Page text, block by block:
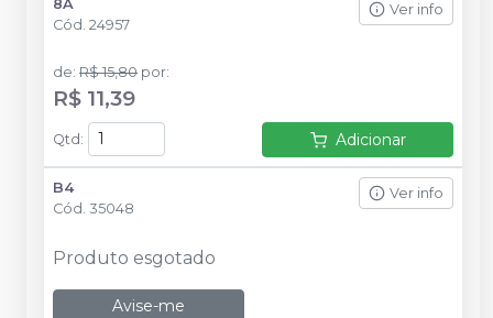
8A
Cód. 24957
Ver info
de: R$ 15,80 por:
R$ 11,39
Qtd : Adicionar
B4
Cód. 35048
Ver info
Produto esgotado
Avise-me